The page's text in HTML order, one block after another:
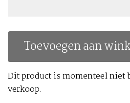
Toevoegen aan
Dit product is momenteel niet
verkoop.